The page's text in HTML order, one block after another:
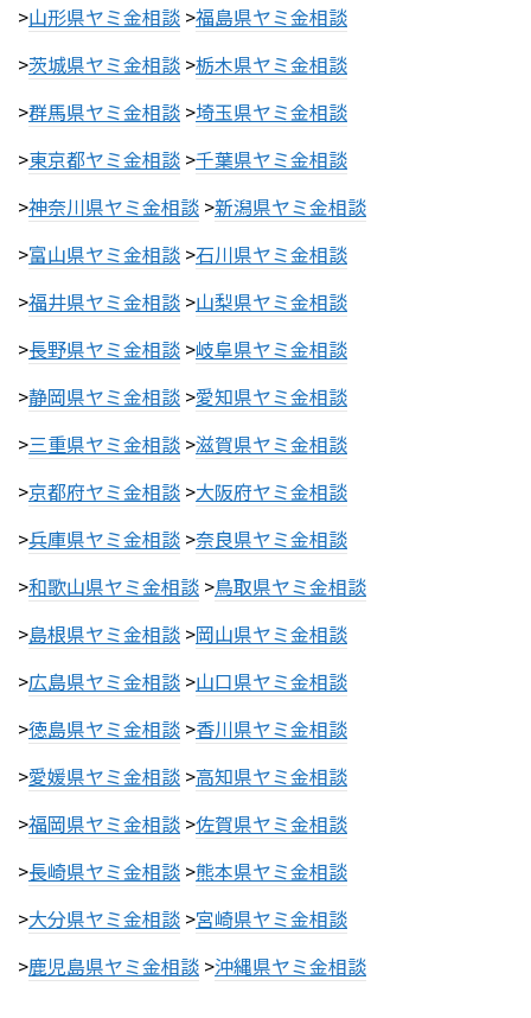
>山形県ヤミ金相談 >福島県ヤミ金相談
>茨城県ヤミ金相談 >栃木県ヤミ金相談
>群馬県ヤミ金相談 >埼玉県ヤミ金相談
>東京都ヤミ金相談 >千葉県ヤミ金相談
>神奈川県ヤミ金相談 >新潟県ヤミ金相談
>富山県ヤミ金相談 >石川県ヤミ金相談
>福井県ヤミ金相談 >山梨県ヤミ金相談
>長野県ヤミ金相談 >岐阜県ヤミ金相談
>静岡県ヤミ金相談 >愛知県ヤミ金相談
>三重県ヤミ金相談 >滋賀県ヤミ金相談
>京都府ヤミ金相談 >大阪府ヤミ金相談
>兵庫県ヤミ金相談 >奈良県ヤミ金相談
>和歌山県ヤミ金相談 >鳥取県ヤミ金相談
>島根県ヤミ金相談 >岡山県ヤミ金相談
>広島県ヤミ金相談 >山口県ヤミ金相談
>徳島県ヤミ金相談 >香川県ヤミ金相談
>愛媛県ヤミ金相談 >高知県ヤミ金相談
>福岡県ヤミ金相談 >佐賀県ヤミ金相談
>長崎県ヤミ金相談 >熊本県ヤミ金相談
>大分県ヤミ金相談 >宮崎県ヤミ金相談
>鹿児島県ヤミ金相談 >沖縄県ヤミ金相談